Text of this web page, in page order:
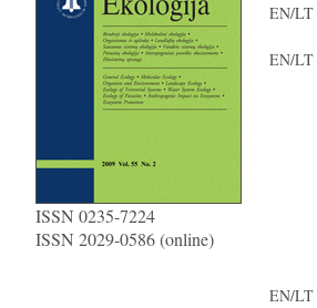
ISSN 0235-7224
ISSN 2029-0586 (online)
EN/LT
EN/LT
EN/LT